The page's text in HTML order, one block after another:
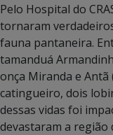
Pelo Hospital do
tornaram
fauna pantaneira.
tamanduá
onça Miranda e
catingueiro, dois
dessas vidas foi
devastaram a região